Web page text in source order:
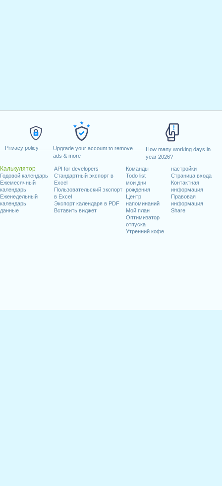
Privacy policy
Upgrade your account to remove
ads & more
How many working days in
year 2026?
Калькулятор
Годовой календарь
Ежемесячный
календарь
Еженедельный
календарь
данные
API for developers
Стандартный экспорт в
Excel
Пользовательский экспорт
в Excel
Экспорт календаря в PDF
Вставить виджет
Команды
Todo list
мои дни
рождения
Центр
напоминаний
Мой план
Оптимизатор
отпуска
Утренний кофе
настройки
Страница входа
Контактная
информация
Правовая
информация
Share